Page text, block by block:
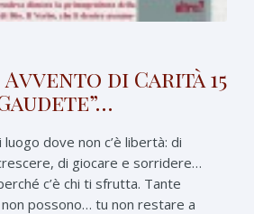
Avvento di Carità 15
luogo dove non c’è libertà: di
di giocare e sorridere…
c’è chi ti sfrutta. Tante
possono… tu non restare a